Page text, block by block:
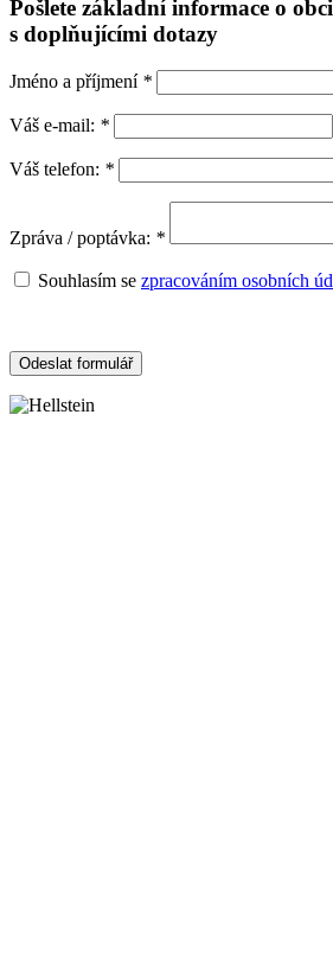
Pošlete základní informace o
s doplňujícími dotazy
Jméno a příjmení *
Váš e-mail: *
Váš telefon: *
Zpráva / poptávka: *
Souhlasím se zpracováním osobních
Odeslat formulář